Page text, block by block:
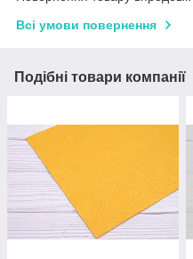
Всі умови повернення
Подібні товари компанії